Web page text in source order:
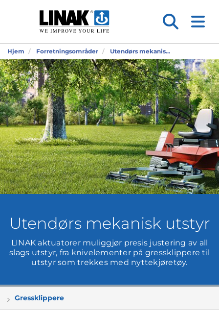
Hjem Forretningsområder Utendørs mekanis...
Utendørs mekanisk utstyr
LINAK aktuatorer muliggjør presis justering av all
slags utstyr, fra knivelementer på gressklippere til
utstyr som trekkes med nyttekjøretøy.
Gressklippere